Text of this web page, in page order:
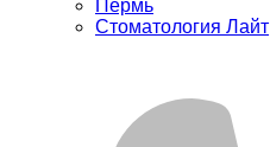
Пермь
Стоматология Лайт